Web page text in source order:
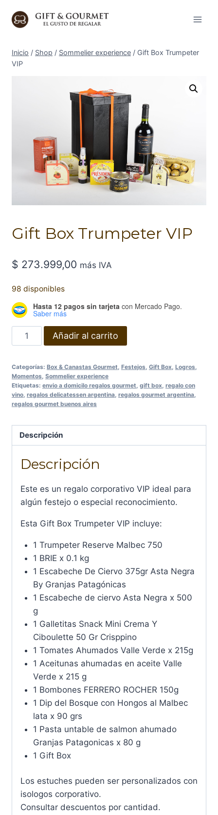
Inicio / Shop / Sommelier experience / Gift Box Trumpeter
VIP
Gift Box Trumpeter VIP
$ 273.999,00 más IVA
98 disponibles
Hasta 12 pagos sin tarjeta con Mercado Pago.
Saber más
Gift
Box
VIP
cantidad
Añadir al carrito
Categorías: Box & Canastas Gourmet, Festejos, Gift Box, Logros,
Momentos, Sommelier experience
Etiquetas: envio a domicilo regalos gourmet, gift box, regalo con
vino, regalos delicatessen argentina, regalos gourmet argentina,
regalos gourmet buenos aires
Descripción
Descripción
Este es un regalo corporativo VIP ideal para
algún festejo o especial reconocimiento.
Esta Gift Box Trumpeter VIP incluye:
1 Trumpeter Reserve Malbec 750
1 BRIE x 0.1 kg
1 Escabeche De Ciervo 375gr Asta Negra
By Granjas Patagónicas
1 Escabeche de ciervo Asta Negra x 500
g
1 Galletitas Snack Mini Crema Y
Ciboulette 50 Gr Crisppino
1 Tomates Ahumados Valle Verde x 215g
1 Aceitunas ahumadas en aceite Valle
Verde x 215 g
1 Bombones FERRERO ROCHER 150g
1 Dip del Bosque con Hongos al Malbec
lata x 90 grs
1 Pasta untable de salmon ahumado
Granjas Patagonicas x 80 g
1 Gift Box
Los estuches pueden ser personalizados con
isologos corporativo.
Consultar descuentos por cantidad.